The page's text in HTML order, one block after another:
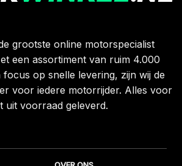
grootste online motorspecialist
een assortiment van ruim 4.000
op snelle levering, zijn wij de
voor iedere motorrijder. Alles voor
uit voorraad geleverd.